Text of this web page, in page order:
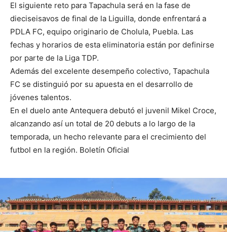
El siguiente reto para Tapachula será en la fase de
dieciseisavos de final de la Liguilla, donde enfrentará a
PDLA FC, equipo originario de Cholula, Puebla. Las
fechas y horarios de esta eliminatoria están por definirse
por parte de la Liga TDP.
Además del excelente desempeño colectivo, Tapachula
FC se distinguió por su apuesta en el desarrollo de
jóvenes talentos.
En el duelo ante Antequera debutó el juvenil Mikel Croce,
alcanzando así un total de 20 debuts a lo largo de la
temporada, un hecho relevante para el crecimiento del
futbol en la región. Boletín Oficial